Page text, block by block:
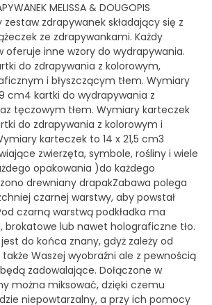
MELISSA & DOUGOPIS
zestaw zdrapywanek składający się z
ze zdrapywankami. Każdy
oferuje inne wzory do wydrapywania.
do zdrapywania z kolorowym,
i błyszczącym tłem. Wymiary
cm4 kartki do wydrapywania z
tęczowym tłem. Wymiary karteczek
do zdrapywania z kolorowym i
karteczek to 14 x 21,5 cm3
zwierzęta, symbole, rośliny i wiele
opakowania )do każdego
drewniany drapakZabawa polega
czarnej warstwy, aby powstał
czarną warstwą podkładka ma
brokatowe lub nawet holograficzne tło.
do końca znany, gdyż zależy od
także Waszej wyobraźni ale z pewnością
zadowalające. Dołączone w
można miksować, dzięki czemu
niepowtarzalny, a przy ich pomocy